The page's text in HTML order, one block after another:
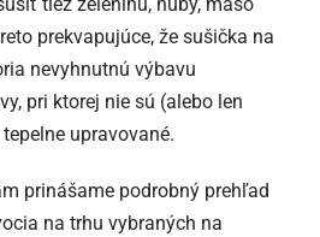
prekvapujúce, že sušička na
nevyhnutnú výbavu
pri ktorej nie sú (alebo len
upravované.
prinášame podrobný prehľad
na trhu vybraných na